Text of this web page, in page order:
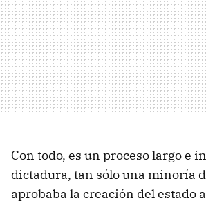
Con todo, es un proceso largo e
dictadura, tan sólo una minoría
aprobaba la creación del estado